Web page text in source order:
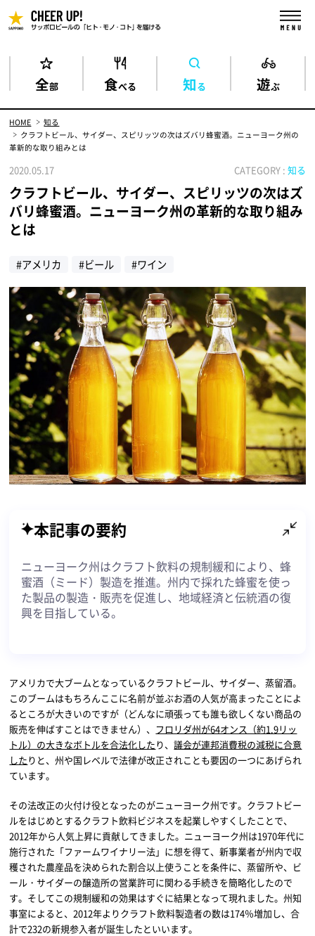
全部 食べる 知る 遊ぶ
HOME
知る
クラフトビール、サイダー、スピリッツの次はズバリ蜂蜜酒。ニューヨーク州の
革新的な取り組みとは
2020.05.17 CATEGORY : 知る
クラフトビール、サイダー、スピリッツの次はズ
バリ蜂蜜酒。ニューヨーク州の革新的な取り組み
とは
#アメリカ #ビール #ワイン
本記事の要約
ニューヨーク州はクラフト飲料の規制緩和により、蜂
蜜酒（ミード）製造を推進。州内で採れた蜂蜜を使っ
た製品の製造・販売を促進し、地域経済と伝統酒の復
興を目指している。
アメリカで大ブームとなっているクラフトビール、サイダー、蒸留酒。
このブームはもちろんここに名前が並ぶお酒の人気が高まったことによ
るところが大きいのですが（どんなに頑張っても誰も欲しくない商品の
販売を伸ばすことはできません）、 フロリダ州が64オンス（約1.9リッ
トル）の大きなボトルを合法化したり、議会が連邦消費税の減税に合意
したりと、州や国レベルで法律が改正されことも要因の一つにあげられ
ています。
その法改正の火付け役となったのがニューヨーク州です。クラフトビー
ルをはじめとするクラフト飲料ビジネスを起業しやすくしたことで、
2012年から人気上昇に貢献してきました。ニューヨーク州は1970年代に
施行された「ファームワイナリー法」に想を得て、新事業者が州内で収
穫された農産品を決められた割合以上使うことを条件に、蒸留所や、ビ
ール・サイダーの醸造所の営業許可に関わる手続きを簡略化したので
す。そしてこの規制緩和の効果はすぐに結果となって現れました。州知
事室によると、2012年よりクラフト飲料製造者の数は174％増加し、合
計で232の新規参入者が誕生したといいます。